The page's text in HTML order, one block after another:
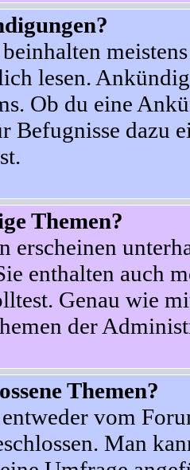
lesen.
Ob du eine
Befugnisse dazu
Themen?
erscheinen
enthalten auch
Genau wie
der
Themen?
vom
Man